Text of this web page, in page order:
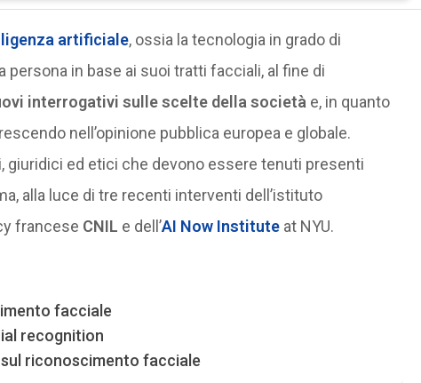
artificiale, ossia la tecnologia in grado di
in base ai suoi tratti facciali, al fine di
interrogativi sulle scelte della società e, in quanto
nell’opinione pubblica europea e globale.
giuridici ed etici che devono essere tenuti presenti
alla luce di tre recenti interventi dell’istituto
francese CNIL e dell’AI Now Instituteat NYU.
facciale
recognition
riconoscimento facciale